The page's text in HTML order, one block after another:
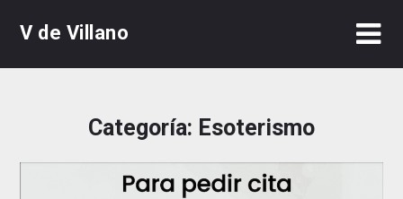
V de Villano
Categoría: Esoterismo